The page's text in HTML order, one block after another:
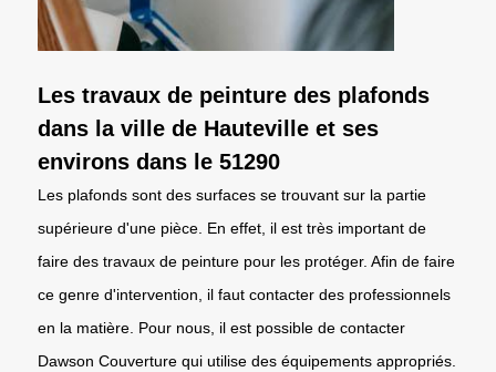
Les travaux de peinture des plafonds
dans la ville de Hauteville et ses
environs dans le 51290
Les plafonds sont des surfaces se trouvant sur la partie
supérieure d'une pièce. En effet, il est très important de
faire des travaux de peinture pour les protéger. Afin de faire
ce genre d'intervention, il faut contacter des professionnels
en la matière. Pour nous, il est possible de contacter
Dawson Couverture qui utilise des équipements appropriés.